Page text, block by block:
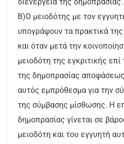
Β)Ο μειοδότης με τον
υπογράψουν τα πρακτικά
και όταν μετά την
μειοδότη της εγκριτικής
της δημοπρασίας
αυτός εμπρόθεσμα για την
της σύμβασης μίσθωσης. Η
δημοπρασίας γίνεται σε
μειοδότη και του εγγυητή